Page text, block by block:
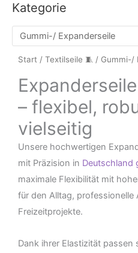
Kategorie
Start / Textilseile 🧵 / Gummi-/
– flexibel,
vielseitig
Unsere hochwertigen
mit Präzision in Deutschland
maximale Flexibilität mit
für den Alltag,
Freizeitprojekte.
Dank ihrer Elastizität passen